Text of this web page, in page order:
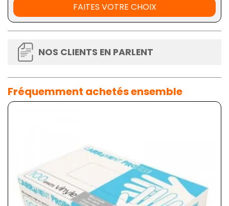
FAITES VOTRE CHOIX
NOS CLIENTS EN PARLENT
Fréquemment achetés ensemble